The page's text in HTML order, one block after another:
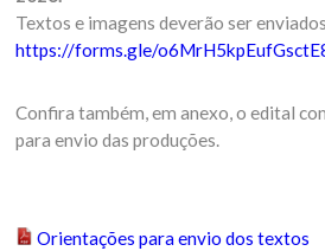
Textos e imagens deverão ser
https://forms.gle/
Confira também, em anexo, o edital
para envio das produções.
Orientações para envio dos textos